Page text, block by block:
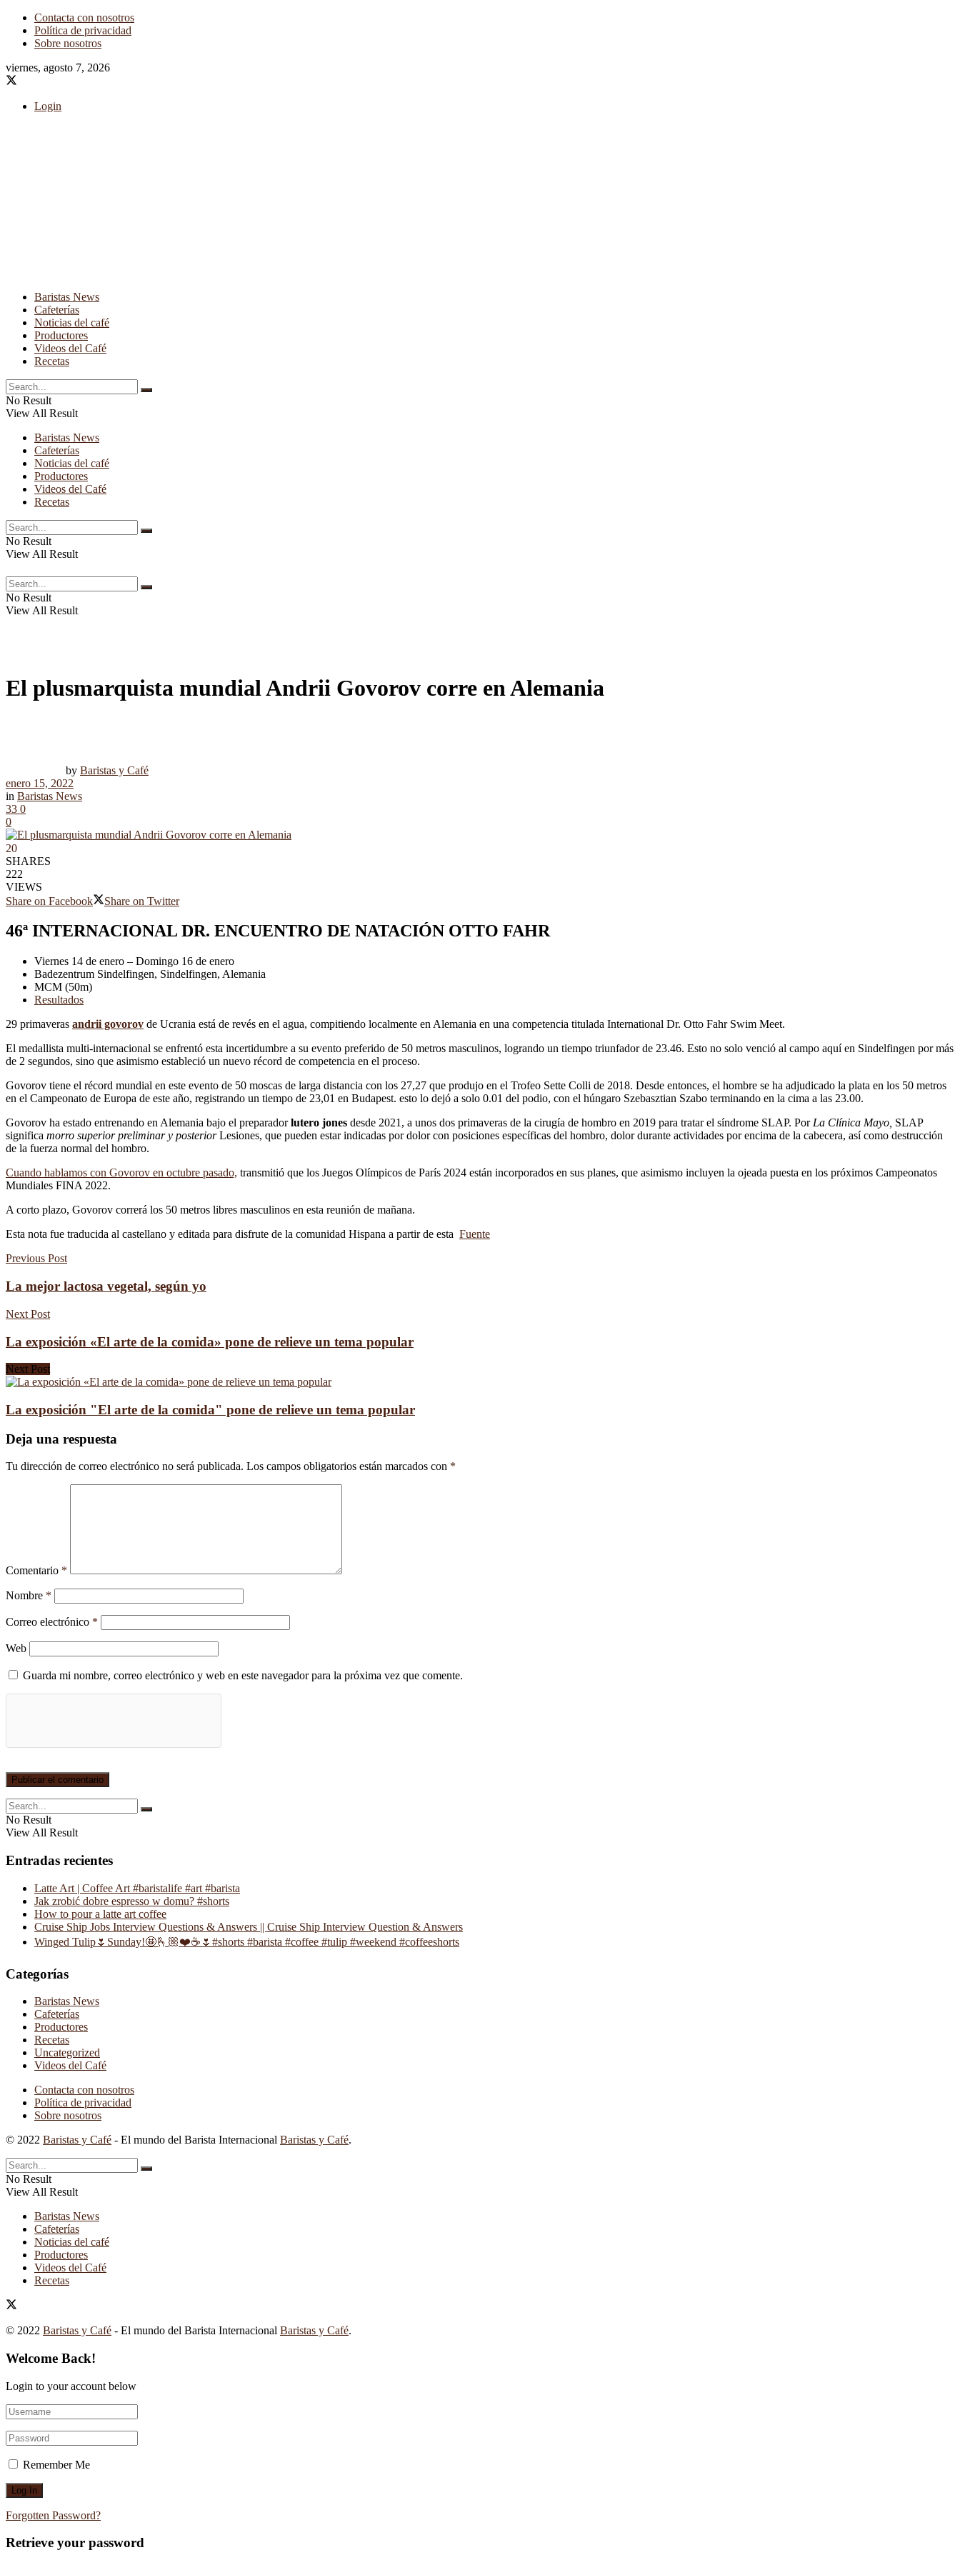
Contacta con nosotros
Política de privacidad
Sobre nosotros
viernes, agosto 7, 2026
Login
Baristas News
Cafeterías
Noticias del café
Productores
Videos del Café
Recetas
No Result
View All Result
Baristas News
Cafeterías
Noticias del café
Productores
Videos del Café
Recetas
No Result
View All Result
No Result
View All Result
El plusmarquista mundial Andrii Govorov corre en Alemania
by Baristas y Café
enero 15, 2022
in Baristas News
33 0
0
20
SHARES
222
VIEWS
Share on Facebook
Share on Twitter
46ª INTERNACIONAL DR. ENCUENTRO DE NATACIÓN OTTO FAHR
Viernes 14 de enero – Domingo 16 de enero
Badezentrum Sindelfingen, Sindelfingen, Alemania
MCM (50m)
Resultados
29 primaveras andrii govorov de Ucrania está de revés en el agua, compitiendo localmente en Alemania en una competencia titulada International Dr. Otto Fahr Swim Meet.
El medallista multi-internacional se enfrentó esta incertidumbre a su evento preferido de 50 metros masculinos, logrando un tiempo triunfador de 23.46. Esto no solo venció al campo aquí en Sindelfingen por más
de 2 segundos, sino que asimismo estableció un nuevo récord de competencia en el proceso.
Govorov tiene el récord mundial en este evento de 50 moscas de larga distancia con los 27,27 que produjo en el Trofeo Sette Colli de 2018. Desde entonces, el hombre se ha adjudicado la plata en los 50 metros
en el Campeonato de Europa de este año, registrando un tiempo de 23,01 en Budapest. esto lo dejó a solo 0.01 del podio, con el húngaro Szebasztian Szabo terminando en la cima a las 23.00.
Govorov ha estado entrenando en Alemania bajo el preparadorlutero jones desde 2021, a unos dos primaveras de la cirugía de hombro en 2019 para tratar el síndrome SLAP. Por La Clínica Mayo, SLAP
significa morro superior preliminar y posteriorLesiones, que pueden estar indicadas por dolor con posiciones específicas del hombro, dolor durante actividades por encima de la cabecera, así como destrucción
de la fuerza normal del hombro.
Cuando hablamos con Govorov en octubre pasado, transmitió que los Juegos Olímpicos de París 2024 están incorporados en sus planes, que asimismo incluyen la ojeada puesta en los próximos Campeonatos
Mundiales FINA 2022.
A corto plazo, Govorov correrá los 50 metros libres masculinos en esta reunión de mañana.
Esta nota fue traducida al castellano y editada para disfrute de la comunidad Hispana a partir de esta Fuente
Previous Post
La mejor lactosa vegetal, según yo
Next Post
La exposición «El arte de la comida» pone de relieve un tema popular
Next Post
La exposición "El arte de la comida" pone de relieve un tema popular
Deja una respuesta
Tu dirección de correo electrónico no será publicada. Los campos obligatorios están marcados con *
Comentario *
Nombre *
Correo electrónico *
Web
Guarda mi nombre, correo electrónico y web en este navegador para la próxima vez que comente.
No Result
View All Result
Entradas recientes
Latte Art | Coffee Art #baristalife #art #barista
Jak zrobić dobre espresso w domu? #shorts
How to pour a latte art coffee
Cruise Ship Jobs Interview Questions & Answers || Cruise Ship Interview Question & Answers
Winged Tulip🌷Sunday!🤩🫰🏼❤️☕️🌷#shorts #barista #coffee #tulip #weekend #coffeeshorts
Categorías
Baristas News
Cafeterías
Productores
Recetas
Uncategorized
Videos del Café
Contacta con nosotros
Política de privacidad
Sobre nosotros
© 2022 Baristas y Café - El mundo del Barista Internacional Baristas y Café.
No Result
View All Result
Baristas News
Cafeterías
Noticias del café
Productores
Videos del Café
Recetas
© 2022 Baristas y Café - El mundo del Barista Internacional Baristas y Café.
Welcome Back!
Login to your account below
Remember Me
Forgotten Password?
Retrieve your password